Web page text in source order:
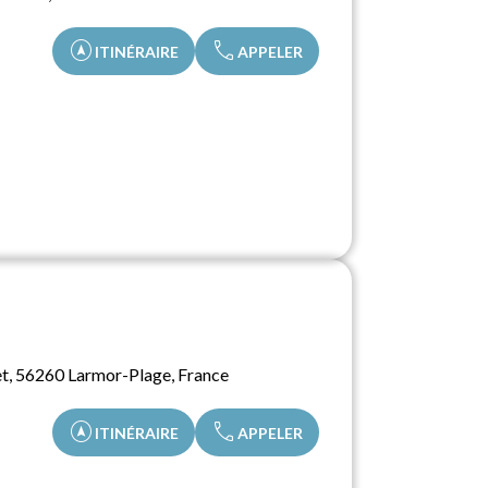
assistant_navigation ITINÉRAIRE call APPELER
56260 Larmor-Plage, France
assistant_navigation ITINÉRAIRE call APPELER